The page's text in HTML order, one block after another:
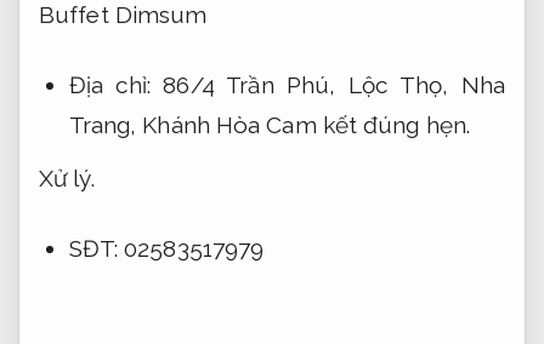
Buffet Dimsum
Địa chỉ: 86/4 Trần Phú, Lộc Thọ, Nha
Trang, Khánh HòaCam kết đúng hẹn.
Xử lý.
SĐT: 02583517979